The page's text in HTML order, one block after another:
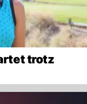
trotz